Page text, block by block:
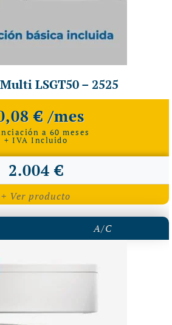
LSGT50 – 2525
€ /mes
a 60 meses
+ IVA Incluido
2.004 €
+ Ver producto
A/C